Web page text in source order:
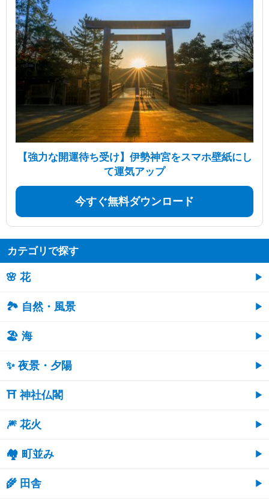
【強力な開運待ち受け】伊勢神宮をスマホ壁紙にし
て運気アップ
今すぐ無料ダウンロード
カテゴリで探す
🌸 花
🏞️ 自然・風景
🏖 海
✨ 夜景・夕陽
⛩ 神社仏閣
🎆 花火
🏘 町並み
🌾 田舎